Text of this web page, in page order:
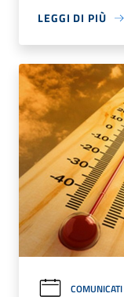
LEGGI DI PIÙ
COMUNICATI